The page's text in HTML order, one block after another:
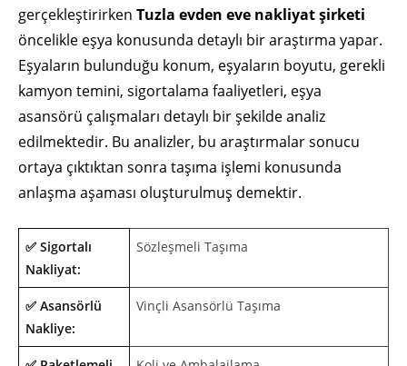
gerçekleştirirken Tuzla evden eve nakliyat şirketi
öncelikle eşya konusunda detaylı bir araştırma yapar.
Eşyaların bulunduğu konum, eşyaların boyutu, gerekli
kamyon temini, sigortalama faaliyetleri, eşya
asansörü çalışmaları detaylı bir şekilde analiz
edilmektedir. Bu analizler, bu araştırmalar sonucu
ortaya çıktıktan sonra taşıma işlemi konusunda
anlaşma aşaması oluşturulmuş demektir.
✅ Sigortalı
Nakliyat:
Sözleşmeli Taşıma
✅ Asansörlü
Nakliye:
Vinçli Asansörlü Taşıma